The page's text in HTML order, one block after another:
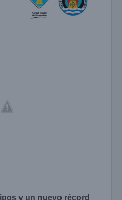
y un nuevo récord